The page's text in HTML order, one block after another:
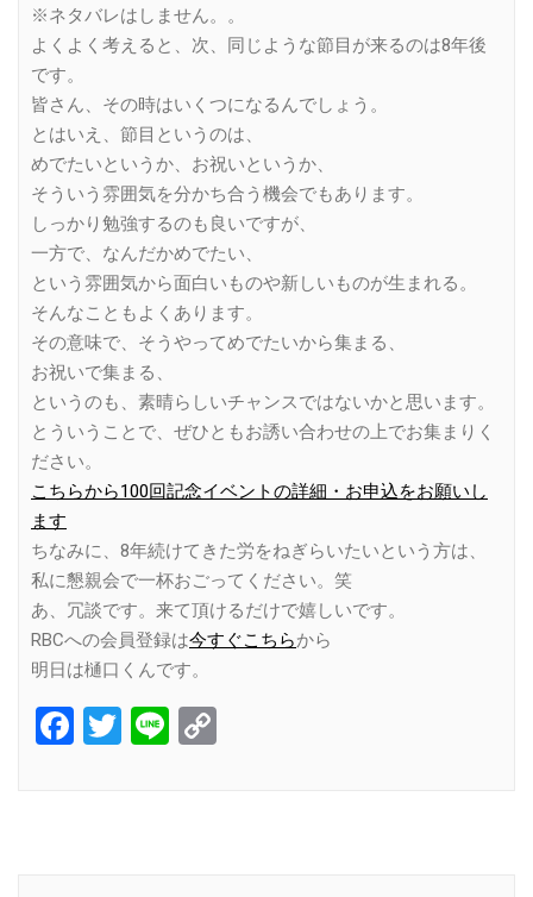
※ネタバレはしません。。
よくよく考えると、次、同じような節目が来るのは8年後
です。
皆さん、その時はいくつになるんでしょう。
とはいえ、節目というのは、
めでたいというか、お祝いというか、
そういう雰囲気を分かち合う機会でもあります。
しっかり勉強するのも良いですが、
一方で、なんだかめでたい、
という雰囲気から面白いものや新しいものが生まれる。
そんなこともよくあります。
その意味で、そうやってめでたいから集まる、
お祝いで集まる、
というのも、素晴らしいチャンスではないかと思います。
とういうことで、ぜひともお誘い合わせの上でお集まりく
ださい。
こちらから100回記念イベントの詳細・お申込をお願いし
ます
ちなみに、8年続けてきた労をねぎらいたいという方は、
私に懇親会で一杯おごってください。笑
あ、冗談です。来て頂けるだけで嬉しいです。
RBCへの会員登録は今すぐこちらから
明日は樋口くんです。
Facebook
Twitter
Line